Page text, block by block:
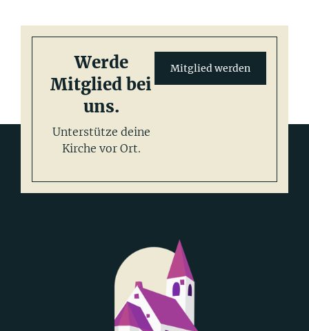
Werde
Mitglied bei
uns.
Unterstütze deine
Kirche vor Ort.
Mitglied werden